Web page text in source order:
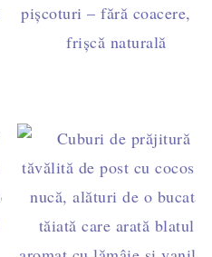
depișcoturi – fără coacere, cu
frișcă naturală